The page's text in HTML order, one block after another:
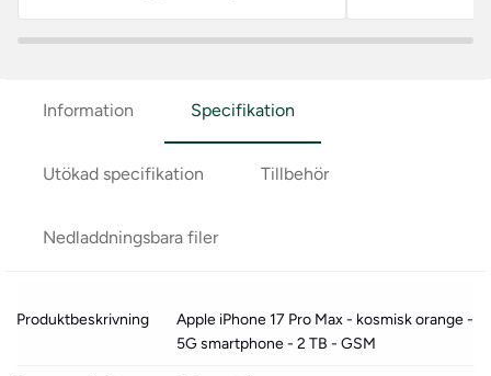
Information Specifikation
Utökad specifikation Tillbehör
Nedladdningsbara filer
Produktbeskrivning
Apple iPhone 17 Pro Max - kosmisk orange -
5G smartphone - 2 TB - GSM